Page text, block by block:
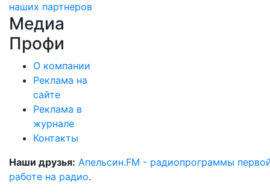
наших партнеров
Медиа
Профи
О компании
Реклама на
сайте
Реклама в
журнале
Контакты
Наши друзья: Апельсин.FM - радиопрограммы
работе на радио.